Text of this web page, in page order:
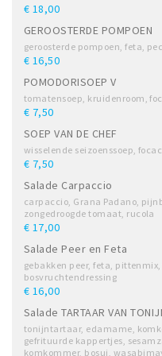
€ 18,00
GEROOSTERDE POMPOEN
geroosterde pompoen, feta,
€ 16,50
POMODORISOEP V
tomatensoep, kruidenroom,
€ 7,50
SOEP VAN DE CHEF
wisselende seizoenssoep,
€ 7,50
Salade Carpaccio
carpaccio, Grana Padano,
zongedroogde tomaat, rucola
€ 17,00
Salade Peer en Feta
gebakken peer, feta,
bosvruchtendressing
€ 16,00
Salade TARTAAR VAN
tonijntartaar, edamame,
gefrituurde kappertjes,
komkommer, bosui,